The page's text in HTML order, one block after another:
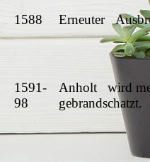
1588 Erneuter
1591-
98
Anholt wird
gebrandschatzt.